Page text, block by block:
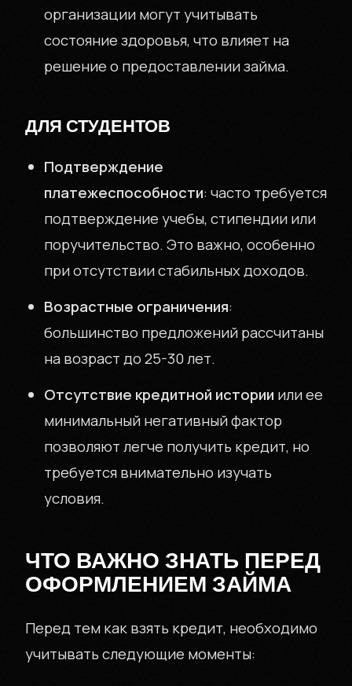
О КОМПАНИИ
КОНТАКТЫ
ЗАЙМЫ БЕЗ
организации могут учитывать
состояние здоровья, что влияет на
решение о предоставлении займа.
ДЛЯ СТУДЕНТОВ
Подтверждение
платежеспособности: часто требуется
подтверждение учебы, стипендии или
поручительство. Это важно, особенно
при отсутствии стабильных доходов.
Возрастные ограничения:
большинство предложений рассчитаны
на возраст до 25-30 лет.
Отсутствие кредитной истории или ее
минимальный негативный фактор
позволяют легче получить кредит, но
требуется внимательно изучать
условия.
ЧТО ВАЖНО ЗНАТЬ ПЕРЕД
ОФОРМЛЕНИЕМ ЗАЙМА
Перед тем как взять кредит, необходимо
учитывать следующие моменты: